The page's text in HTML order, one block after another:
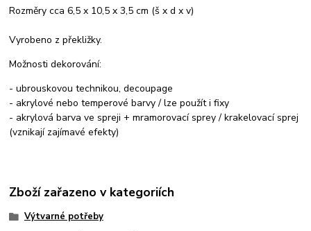
Rozměry cca 6,5 x 10,5 x 3,5 cm (š x d x v)
Vyrobeno z překližky.
Možnosti dekorování:
- ubrouskovou technikou, decoupage
- akrylové nebo temperové barvy / lze použít i fixy
- akrylová barva ve spreji + mramorovací sprey / krakelovací sprej
(vznikají zajímavé efekty)
Zboží zařazeno v kategoriích
Výtvarné potřeby